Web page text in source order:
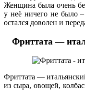
Женщина была очень
у неё ничего не было
остался доволен и
Фриттата —
Фриттата —
из сыра, овощей,